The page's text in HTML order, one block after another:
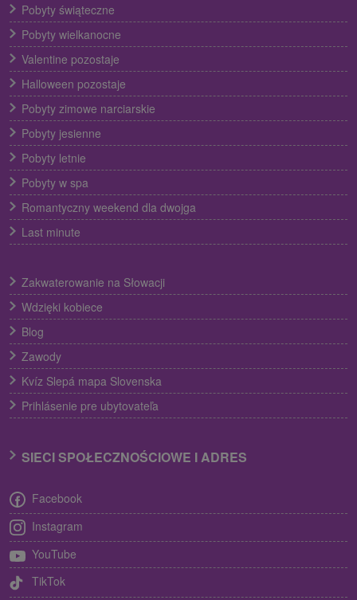
Pobyty świąteczne
Pobyty wielkanocne
Valentine pozostaje
Halloween pozostaje
Pobyty zimowe narciarskie
Pobyty jesienne
Pobyty letnie
Pobyty w spa
Romantyczny weekend dla dwojga
Last minute
Zakwaterowanie na Słowacji
Wdzięki kobiece
Blog
Zawody
Kvíz Slepá mapa Slovenska
Prihlásenie pre ubytovateľa
SIECI SPOŁECZNOŚCIOWE I ADRES
Facebook
Instagram
YouTube
TikTok